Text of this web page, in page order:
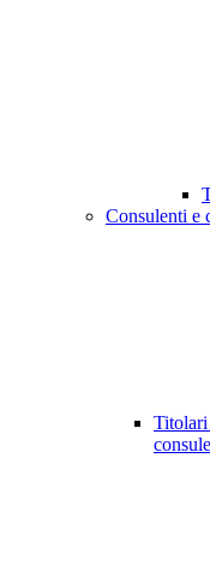
Consulenti e